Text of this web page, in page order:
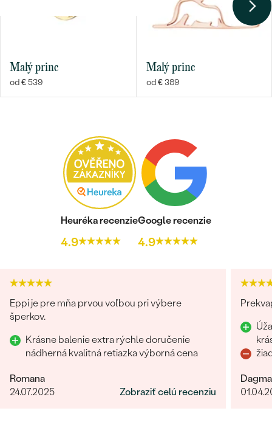
Malý princ
od € 539
Malý princ
od € 389
Heuréka recenzie
4.9
Google recenzie
4.9
Eppi je pre mňa prvou voľbou pri výbere
šperkov.
Krásne balenie extra rýchle doručenie
nádherná kvalitná retiazka výborná cena
Romana
24.07.2025
Zobraziť celú recenziu